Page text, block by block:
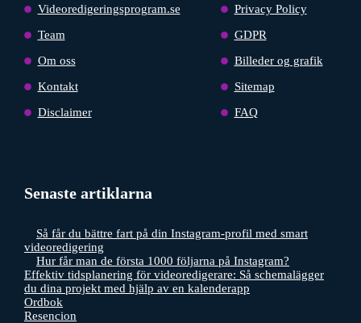
Videoredigeringsprogram.se
Team
Om oss
Kontakt
Disclaimer
Privacy Policy
GDPR
Billeder og grafik
Sitemap
FAQ
Senaste artiklarna
Så får du bättre fart på din Instagram-profil med smart
videoredigering
Hur får man de första 1000 följarna på Instagram?
Effektiv tidsplanering för videoredigerare: Så schemalägger
du dina projekt med hjälp av en kalenderapp
Ordbok
Resencion